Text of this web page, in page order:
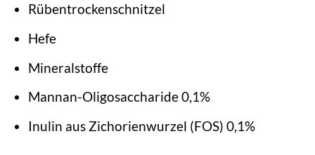
Rübentrockenschnitzel
Hefe
Mineralstoffe
Mannan-Oligosaccharide 0,1%
Inulin aus Zichorienwurzel (FOS) 0,1%